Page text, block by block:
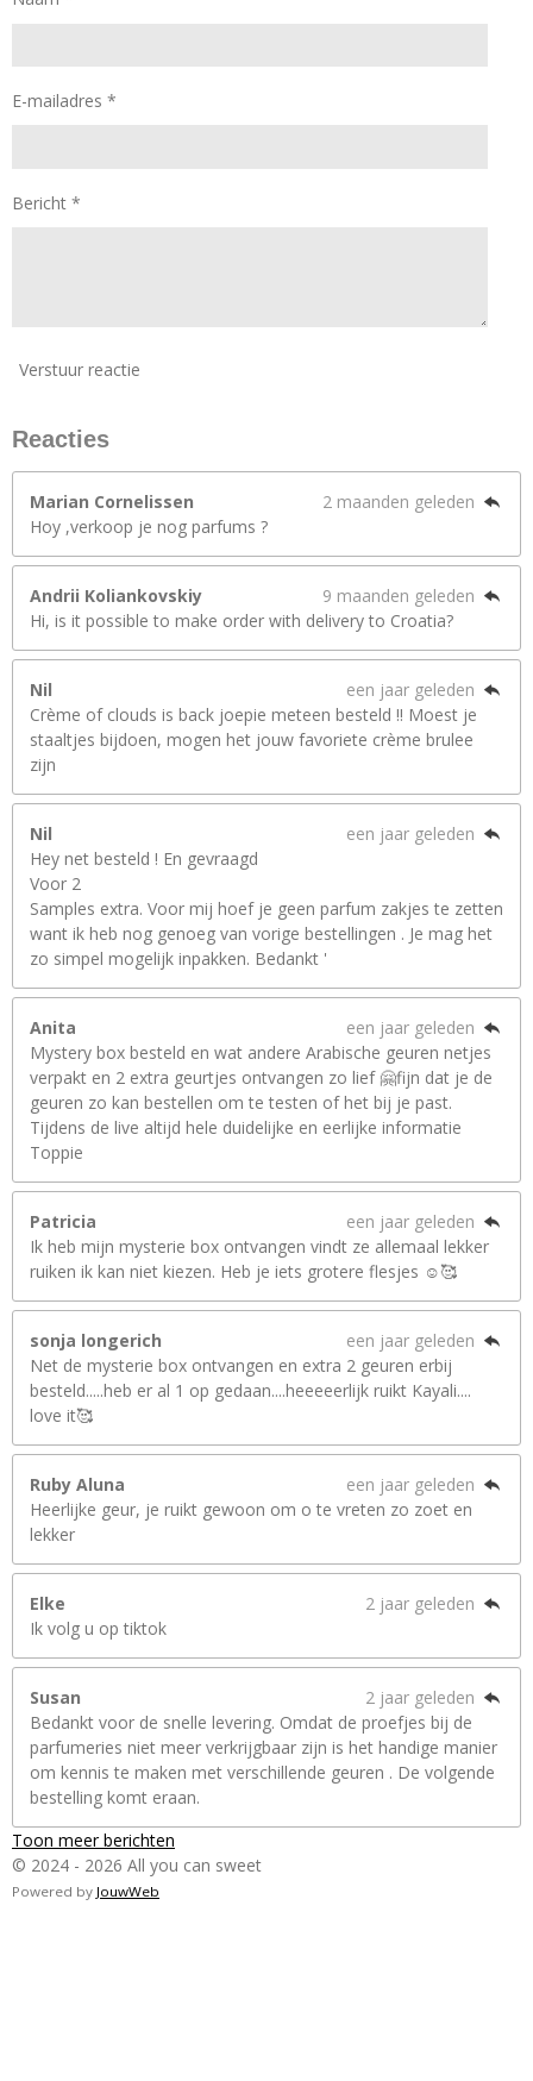
E-mailadres *
Bericht *
Verstuur reactie
Reacties
Marian Cornelissen
2 maanden geleden
Hoy ,verkoop je nog parfums ?
Andrii Koliankovskiy
9 maanden geleden
Hi, is it possible to make order with delivery to Croatia?
Nil
een jaar geleden
Crème of clouds is back joepie meteen besteld !! Moest je
staaltjes bijdoen, mogen het jouw favoriete crème brulee
zijn
Nil
een jaar geleden
Hey net besteld ! En gevraagd
Voor 2
Samples extra. Voor mij hoef je geen parfum zakjes te zetten
want ik heb nog genoeg van vorige bestellingen . Je mag het
zo simpel mogelijk inpakken. Bedankt '
Anita
een jaar geleden
Mystery box besteld en wat andere Arabische geuren netjes
verpakt en 2 extra geurtjes ontvangen zo lief 🤗fijn dat je de
geuren zo kan bestellen om te testen of het bij je past.
Tijdens de live altijd hele duidelijke en eerlijke informatie
Toppie
Patricia
een jaar geleden
Ik heb mijn mysterie box ontvangen vindt ze allemaal lekker
ruiken ik kan niet kiezen. Heb je iets grotere flesjes ☺️🥰
sonja longerich
een jaar geleden
Net de mysterie box ontvangen en extra 2 geuren erbij
besteld.....heb er al 1 op gedaan....heeeeerlijk ruikt Kayali....
love it🥰
Ruby Aluna
een jaar geleden
Heerlijke geur, je ruikt gewoon om o te vreten zo zoet en
lekker
Elke
2 jaar geleden
Ik volg u op tiktok
Susan
2 jaar geleden
Bedankt voor de snelle levering. Omdat de proefjes bij de
parfumeries niet meer verkrijgbaar zijn is het handige manier
om kennis te maken met verschillende geuren . De volgende
bestelling komt eraan.
Toon meer berichten
© 2024 - 2026 All you can sweet
Powered by JouwWeb